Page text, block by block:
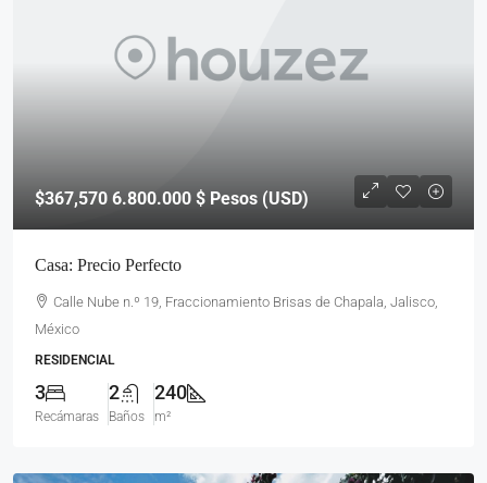
$367,570 6.800.000 $ Pesos (USD)
Casa: Precio Perfecto
Calle Nube n.º 19, Fraccionamiento Brisas de Chapala, Jalisco,
México
RESIDENCIAL
3
Recámaras
2
Baños
240
m²